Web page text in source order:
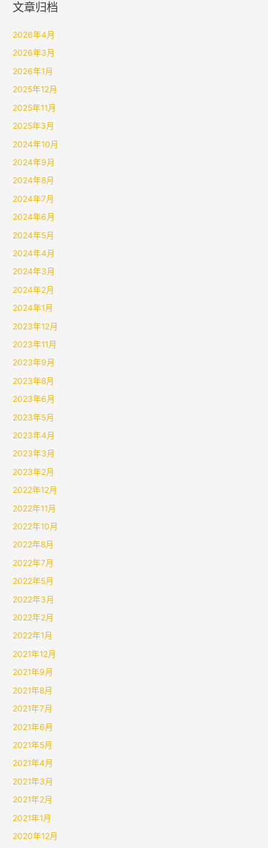
文章归档
2026年4月
2026年3月
2026年1月
2025年12月
2025年11月
2025年3月
2024年10月
2024年9月
2024年8月
2024年7月
2024年6月
2024年5月
2024年4月
2024年3月
2024年2月
2024年1月
2023年12月
2023年11月
2023年9月
2023年8月
2023年6月
2023年5月
2023年4月
2023年3月
2023年2月
2022年12月
2022年11月
2022年10月
2022年8月
2022年7月
2022年5月
2022年3月
2022年2月
2022年1月
2021年12月
2021年9月
2021年8月
2021年7月
2021年6月
2021年5月
2021年4月
2021年3月
2021年2月
2021年1月
2020年12月